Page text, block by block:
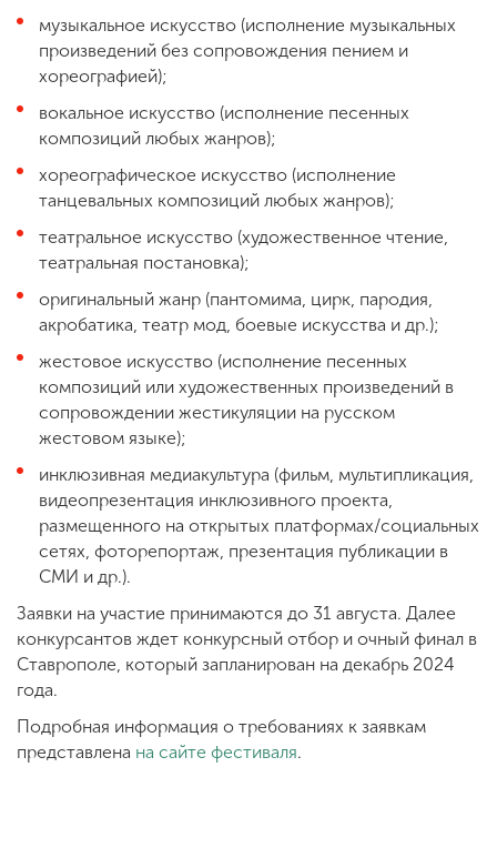
музыкальное искусство (исполнение музыкальных
произведений без сопровождения пением и
хореографией);
вокальное искусство (исполнение песенных
композиций любых жанров);
хореографическое искусство (исполнение
танцевальных композиций любых жанров);
театральное искусство (художественное чтение,
театральная постановка);
оригинальный жанр (пантомима, цирк, пародия,
акробатика, театр мод, боевые искусства и др.);
жестовое искусство (исполнение песенных
композиций или художественных произведений в
сопровождении жестикуляции на русском
жестовом языке);
инклюзивная медиакультура (фильм, мультипликация,
видеопрезентация инклюзивного проекта,
размещенного на открытых платформах/социальных
сетях, фоторепортаж, презентация публикации в
СМИ и др.).
Заявки на участие принимаются до 31 августа. Далее
конкурсантов ждет конкурсный отбор и очный финал в
Ставрополе, который запланирован на декабрь 2024
года.
Подробная информация о требованиях к заявкам
представлена на сайте фестиваля.